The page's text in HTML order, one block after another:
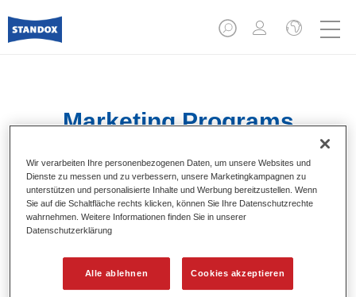
Marketing Programs
Wir verarbeiten Ihre personenbezogenen Daten, um unsere Websites und
Dienste zu messen und zu verbessern, unsere Marketingkampagnen zu
unterstützen und personalisierte Inhalte und Werbung bereitzustellen. Wenn
Sie auf die Schaltfläche rechts klicken, können Sie Ihre Datenschutzrechte
wahrnehmen. Weitere Informationen finden Sie in unserer
Datenschutzerklärung
Alle ablehnen Cookies akzeptieren